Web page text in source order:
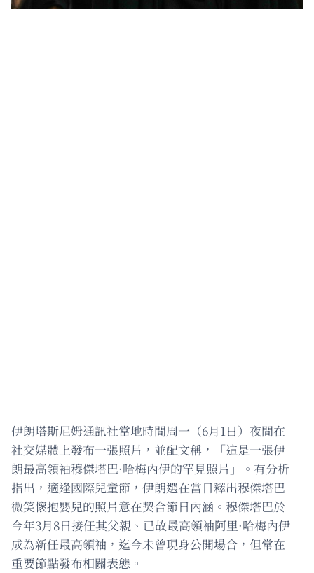
伊朗塔斯尼姆通訊社當地時間周一（6月1日）夜間在
社交媒體上發布一張照片，並配文稱，「這是一張伊
朗最高領袖穆傑塔巴·哈梅內伊的罕見照片」。有分析
指出，適逢國際兒童節，伊朗選在當日釋出穆傑塔巴
微笑懷抱嬰兒的照片意在契合節日內涵。穆傑塔巴於
今年3月8日接任其父親、已故最高領袖阿里·哈梅內伊
成為新任最高領袖，迄今未曾現身公開場合，但常在
重要節點發布相關表態。